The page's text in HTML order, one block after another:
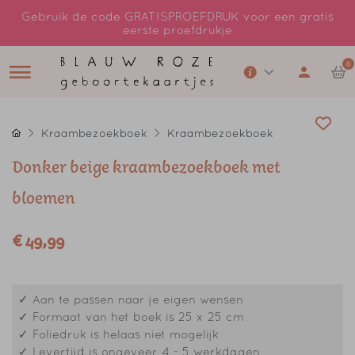
Gebruik de code GRATISPROEFDRUK voor een gratis
eerste proefdrukje
0
Kraambezoekboek Kraambezoekboek
Donker beige kraambezoekboek met
bloemen
€ 49,99
✓ Aan te passen naar je eigen wensen
✓ Formaat van het boek is 25 x 25 cm
✓ Foliedruk is helaas niet mogelijk
✓ Levertijd is ongeveer 4 - 5 werkdagen